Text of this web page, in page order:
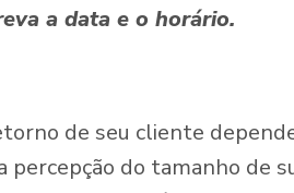
a data e o horário.
de seu cliente
percepção do tamanho de